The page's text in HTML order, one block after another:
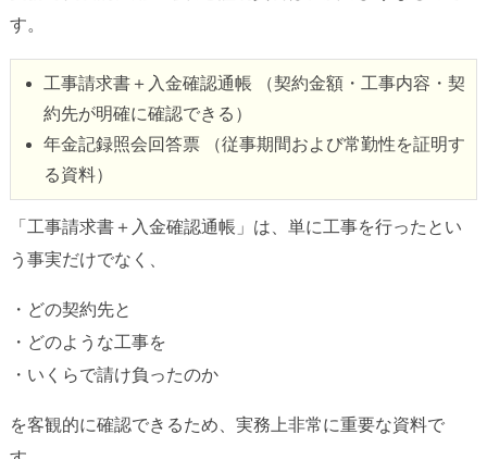
す。
工事請求書＋入金確認通帳 （契約金額・工事内容・契
約先が明確に確認できる）
年金記録照会回答票 （従事期間および常勤性を証明す
る資料）
「工事請求書＋入金確認通帳」は、単に工事を行ったとい
う事実だけでなく、
・どの契約先と
・どのような工事を
・いくらで請け負ったのか
を客観的に確認できるため、実務上非常に重要な資料で